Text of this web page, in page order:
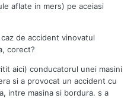
aflate in mers) pe aceiasi
de accident vinovatul
corect?
aici) conducatorul unei masini
si a provocat un accident cu
intre masina si bordura. s a